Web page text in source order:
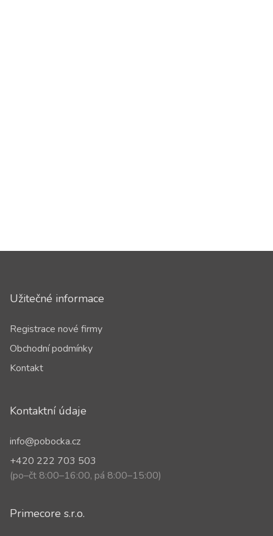
Užitečné informace
Registrace nové firmy
Obchodní podmínky
Kontakt
Kontaktní údaje
info@pobocka.cz
+420 222 703 503
(po–čt 8:00–16:00, pá 8:00–15:00)
Primecore s.r.o.